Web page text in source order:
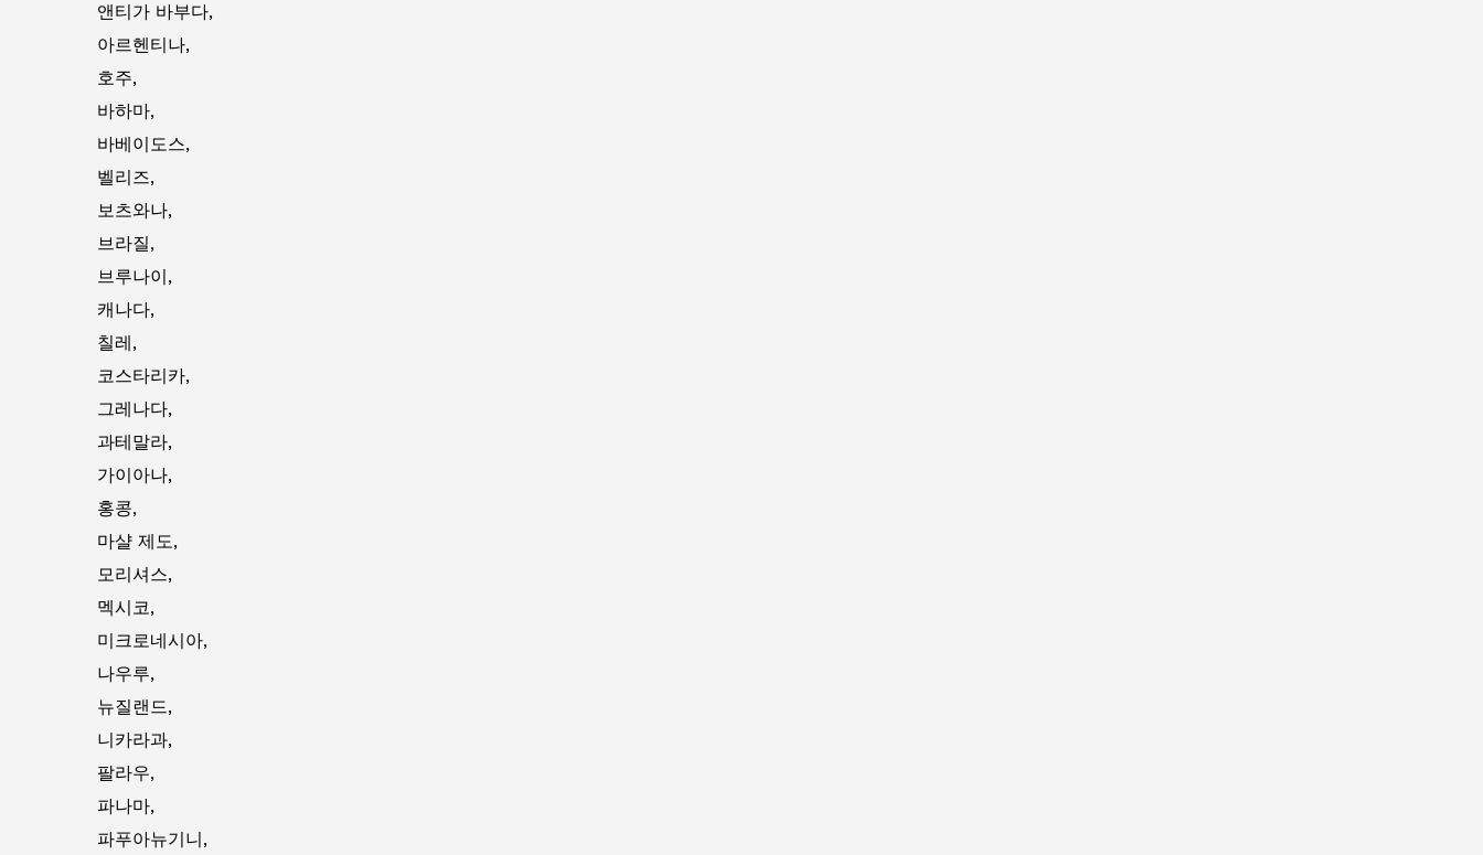
앤티가 바부다,
아르헨티나,
호주,
바하마,
바베이도스,
벨리즈,
보츠와나,
브라질,
브루나이,
캐나다,
칠레,
코스타리카,
그레나다,
과테말라,
가이아나,
홍콩,
마샬 제도,
모리셔스,
멕시코,
미크로네시아,
나우루,
뉴질랜드,
니카라과,
팔라우,
파나마,
파푸아뉴기니,